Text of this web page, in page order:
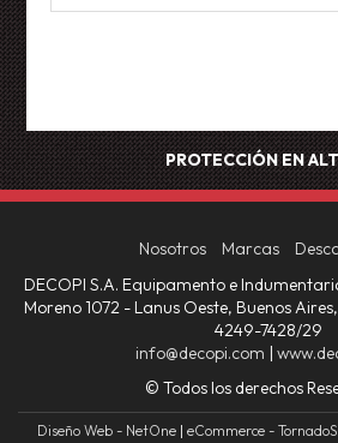
PROTECCIÓN EN
Nosotros Marcas
DECOPI S.A. Equipamento e
Moreno 1072 - Lanus Oeste, Buenos
4249-7428/29
info@decopi.com |
© Todos los derechos
Diseño Web - NetOne | eCommerce -